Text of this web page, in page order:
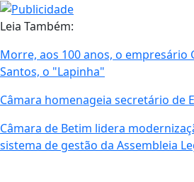
Leia Também:
Morre, aos 100 anos, o empresário
Santos, o "Lapinha"
Câmara homenageia secretário de
Câmara de Betim lidera
sistema de gestão da Assembleia